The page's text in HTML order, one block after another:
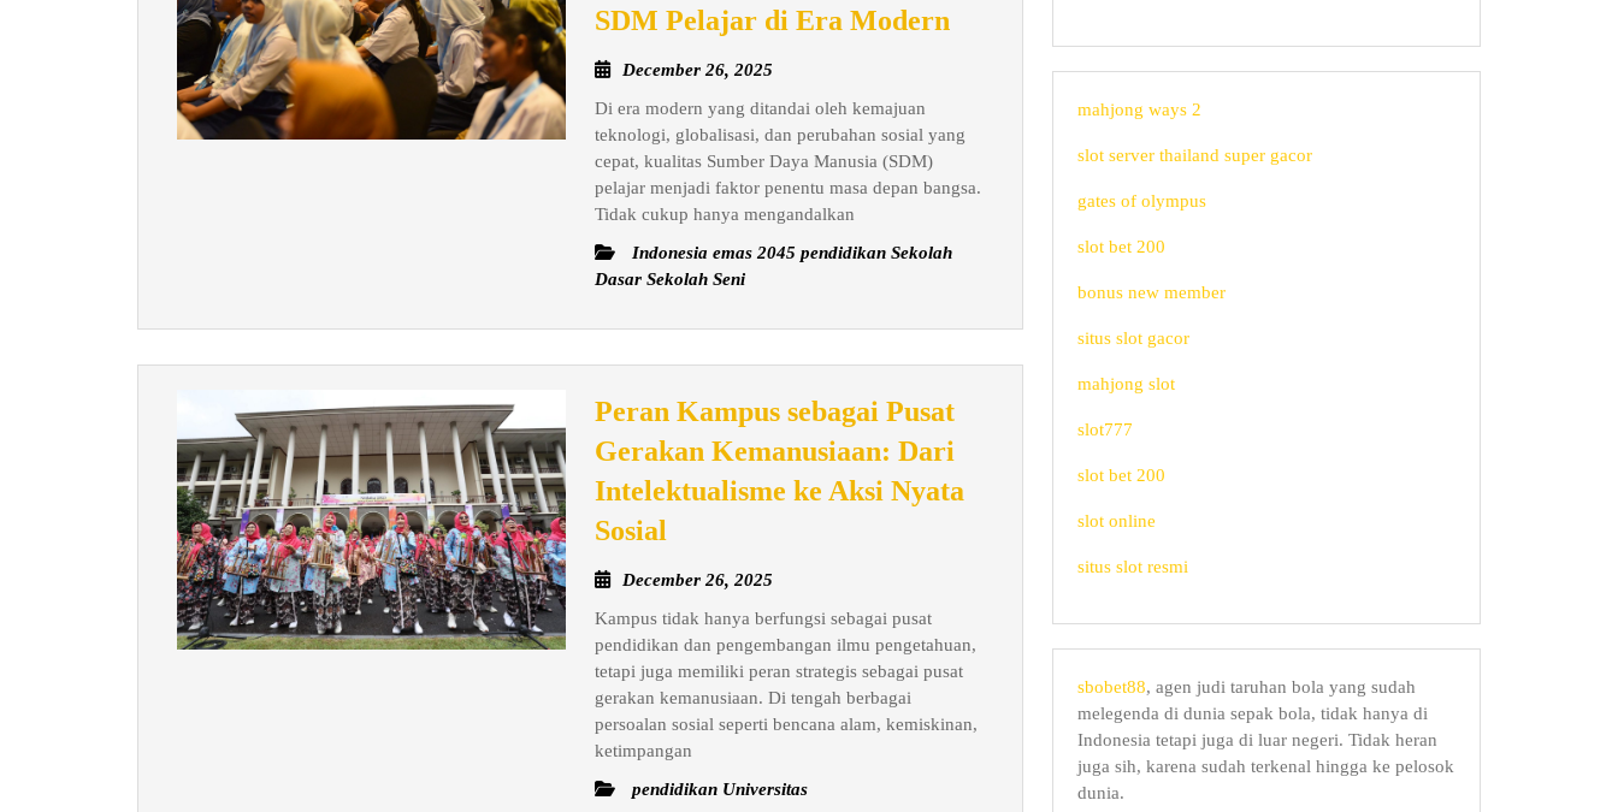
SDM Pelajar di Era Modern
Komunikasi,
dan
Kepemimpinan
Membentuk
Era
Modern
December 26, 2025
Di era modern yang ditandai oleh kemajuan
teknologi, globalisasi, dan perubahan sosial yang
cepat, kualitas Sumber Daya Manusia (SDM)
pelajar menjadi faktor penentu masa depan bangsa.
Tidak cukup hanya mengandalkan
Indonesia emas 2045 pendidikan Sekolah
Dasar Sekolah Seni
Peran Kampus sebagai Pusat
Gerakan Kemanusiaan: Dari
Intelektualisme ke Aksi Nyata
Sosial
sebagai
Pusat
Gerakan
Kemanusiaan:
Dari
Intelektualisme
ke
December 26, 2025
2025
Kampus tidak hanya berfungsi sebagai pusat
pendidikan dan pengembangan ilmu pengetahuan,
tetapi juga memiliki peran strategis sebagai pusat
gerakan kemanusiaan. Di tengah berbagai
persoalan sosial seperti bencana alam, kemiskinan,
ketimpangan
pendidikan Universitas
mahjong ways 2
slot server thailand super gacor
gates of olympus
slot bet 200
bonus new member
situs slot gacor
mahjong slot
slot777
slot bet 200
slot online
situs slot resmi
sbobet88, agen judi taruhan bola yang sudah
melegenda di dunia sepak bola, tidak hanya di
Indonesia tetapi juga di luar negeri. Tidak heran
juga sih, karena sudah terkenal hingga ke pelosok
dunia.